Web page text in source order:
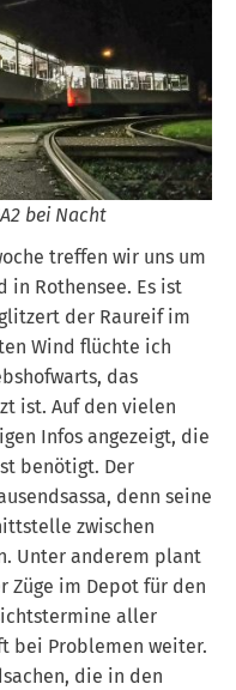
bei Nacht
treffen wir uns um
in Rothensee. Es ist
der Raureif im
Wind flüchte ich
das
ist. Auf den vielen
Infos angezeigt, die
benötigt. Der
denn seine
zwischen
Unter anderem plant
Züge im Depot für den
aller
bei Problemen weiter.
die in den